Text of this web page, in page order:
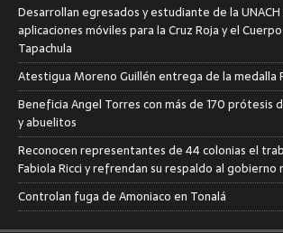
Desarrollan egresados y estudiante de la
aplicaciones móviles para la Cruz Roja y el
Tapachula
Atestigua Moreno Guillén entrega de la medalla
Beneficia Angel Torres con más de 170 prótesis
y abuelitos
Reconocen representantes de 44 colonias el
Fabiola Ricci y refrendan su respaldo al gobierno
Controlan fuga de Amoniaco en Tonalá